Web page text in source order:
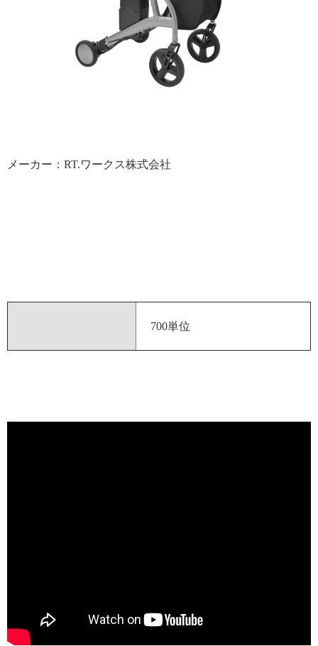
メーカー：RT.ワークス株式会社
700単位